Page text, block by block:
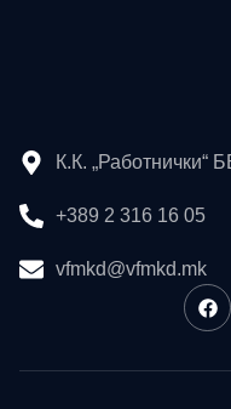
К.К. „Работнички“
+389 2 316 16 05
vfmkd@vfmkd.mk